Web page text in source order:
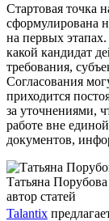
Стартовая точка
сформулирована
на первых
какой кандидат
требования,
Согласования
приходится
за уточнениями,
работе вне
документов,
Татьяна Порубова
автор статей
Talantix